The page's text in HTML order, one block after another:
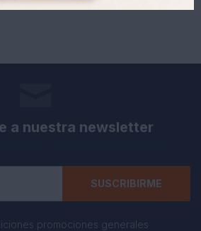
a nuestra newsletter
SUSCRIBIRME
promociones generales